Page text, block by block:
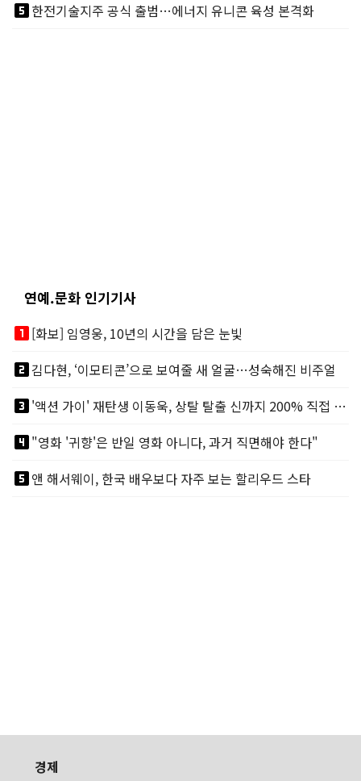
looks_5한전기술지주 공식 출범…에너지 유니콘 육성 본격화
연예.문화 인기기사
looks_one[화보] 임영웅, 10년의 시간을 담은 눈빛
looks_two김다현, ‘이모티콘’으로 보여줄 새 얼굴…성숙해진 비주얼
looks_3
'액션 가이' 재탄생 이동욱, 상탈 탈출 신까지 200% 직접 소화
looks_4"영화 '귀향'은 반일 영화 아니다, 과거 직면해야 한다"
looks_5앤 해서웨이, 한국 배우보다 자주 보는 할리우드 스타
경제